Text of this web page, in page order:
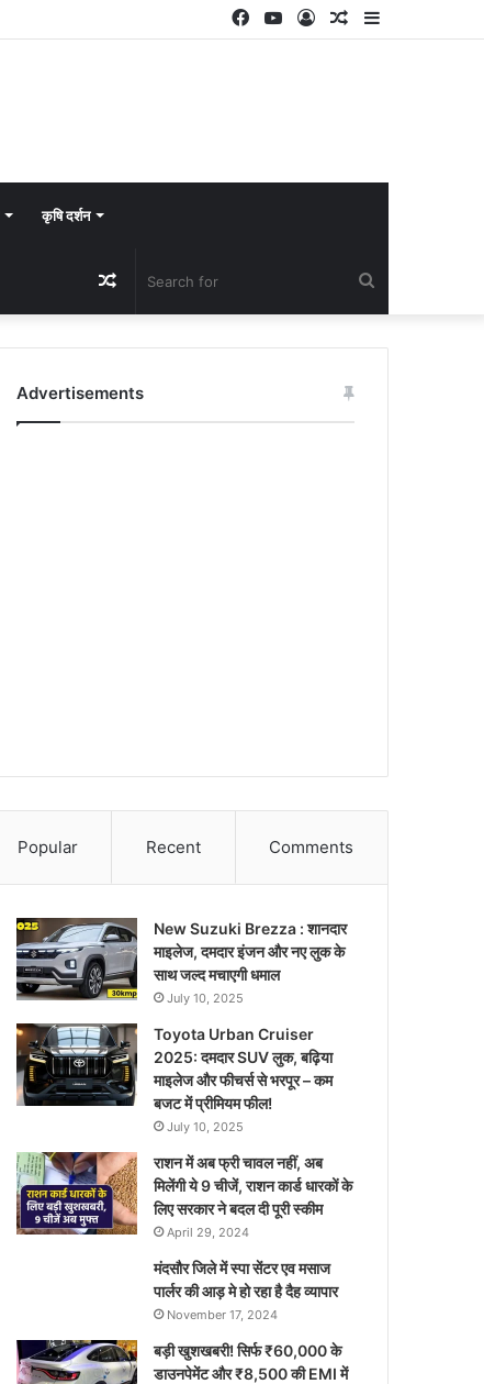
Sidebar
Random
Log
YouTube
Facebook
कृषि दर्शन
for
Random
Article
Advertisements
Popular Recent Comments
New Suzuki Brezza : शानदार
माइलेज, दमदार इंजन और नए लुक के
साथ जल्द मचाएगी धमाल
July 10, 2025
Toyota Urban Cruiser
2025: दमदार SUV लुक, बढ़िया
माइलेज और फीचर्स से भरपूर – कम
बजट में प्रीमियम फील!
July 10, 2025
राशन में अब फ्री चावल नहीं, अब
मिलेंगी ये 9 चीजें, राशन कार्ड धारकों के
लिए सरकार ने बदल दी पूरी स्कीम
April 29, 2024
मंदसौर जिले में स्पा सेंटर एव मसाज
पार्लर की आड़ मे हो रहा है दैह व्यापार
November 17, 2024
बड़ी खुशखबरी! सिर्फ ₹60,000 के
डाउनपेमेंट और ₹8,500 की EMI में